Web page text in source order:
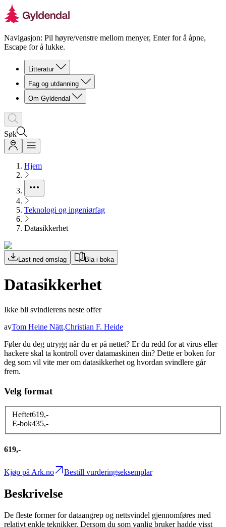
Navigasjon: Pil høyre/venstre mellom menyer, Enter for å åpne,
Escape for å lukke.
Litteratur
Fag og utdanning
Om Gyldendal
Søk
Hjem
Teknologi og ingeniørfag
Datasikkerhet
Last ned omslag Bla i boka
Datasikkerhet
Ikke bli svindlerens neste offer
avTom Heine Nätt,Christian F. Heide
Føler du deg utrygg når du er på nettet? Er du redd for at virus eller
hackere skal ta kontroll over datamaskinen din? Dette er boken for
deg som vil vite mer om datasikkerhet og hvordan svindlere går
frem.
Velg format
Heftet619,-
E-bok435,-
619,-
Kjøp på Ark.no Bestill vurderingseksemplar
Beskrivelse
De fleste former for dataangrep og nettsvindel gjennomføres med
relativt enkle teknikker. Dersom du som vanlig bruker hadde visst